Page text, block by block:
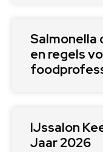
Salmonella
en regels
IJssalon
Jaar 2026